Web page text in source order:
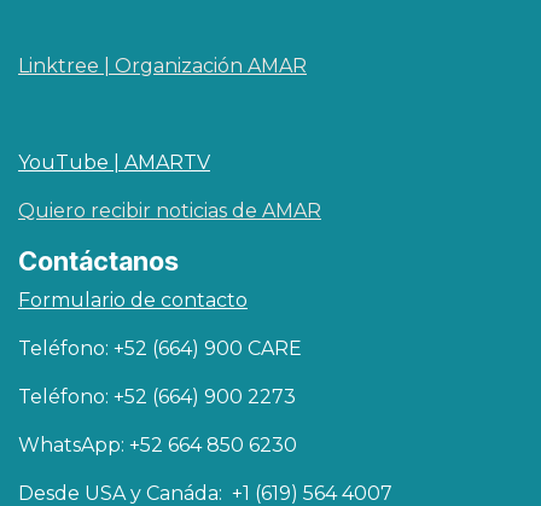
Linktree | Organización AMAR
YouTube | AMARTV
Quiero recibir noticias de AMAR
Contáctanos
Formulario de contacto
Teléfono: +52 (664) 900 CARE
Teléfono: +52 (664) 900 2273
WhatsApp: +52 664 850 6230
Desde USA y Canáda: +1 (619) 564 4007